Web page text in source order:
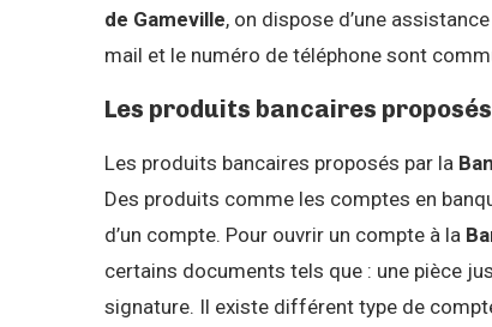
de Gameville, on dispose d’une
mail et le numéro de téléphone sont
Les produits bancaires
Les produits bancaires proposés par la
Des produits comme les comptes en
d’un compte. Pour ouvrir un compte à la
certains documents tels que : une pièce
signature. Il existe différent type de